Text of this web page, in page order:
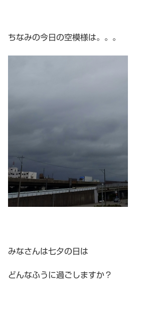
ちなみの今日の空模様は。。。
みなさんは七夕の日は
どんなふうに過ごしますか？